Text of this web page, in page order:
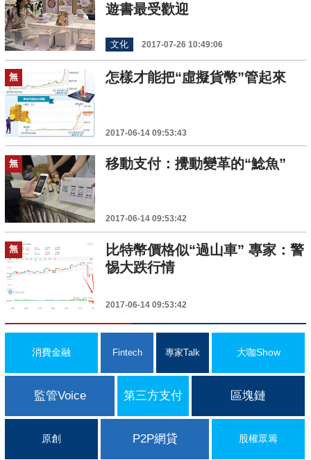
遊書最受歡迎
文化 2017-07-26 10:49:06
無 怎樣才能把“虛擬貨幣”管起來
2017-06-14 09:53:43
無 移動支付：攪動變革的“鯰魚”
2017-06-14 09:53:42
無
比特幣價格似“過山車” 專家：警
惕大跌行情
2017-06-14 09:53:42
消費金融 Fintech 專家Talk 大咖Show
監管Voice 第三方支付 區塊鏈
原創 P2P網貸 股權眾籌